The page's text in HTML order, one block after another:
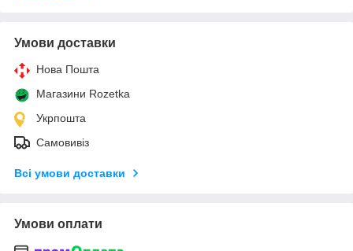
Умови доставки
Нова Пошта
Магазини Rozetka
Укрпошта
Самовивіз
Всі умови доставки
Умови оплати